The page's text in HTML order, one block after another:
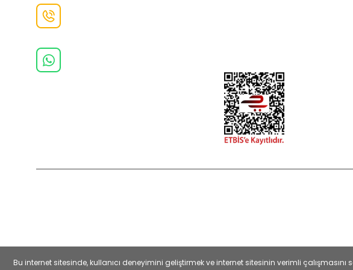
Bu internet sitesinde, kullanıcı deneyimini geliştirmek ve internet sitesinin verimli